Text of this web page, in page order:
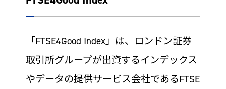
「FTSE4Good Index」は、ロンドン証券
取引所グループが出資するインデックス
やデータの提供サービス会社であるFTSE